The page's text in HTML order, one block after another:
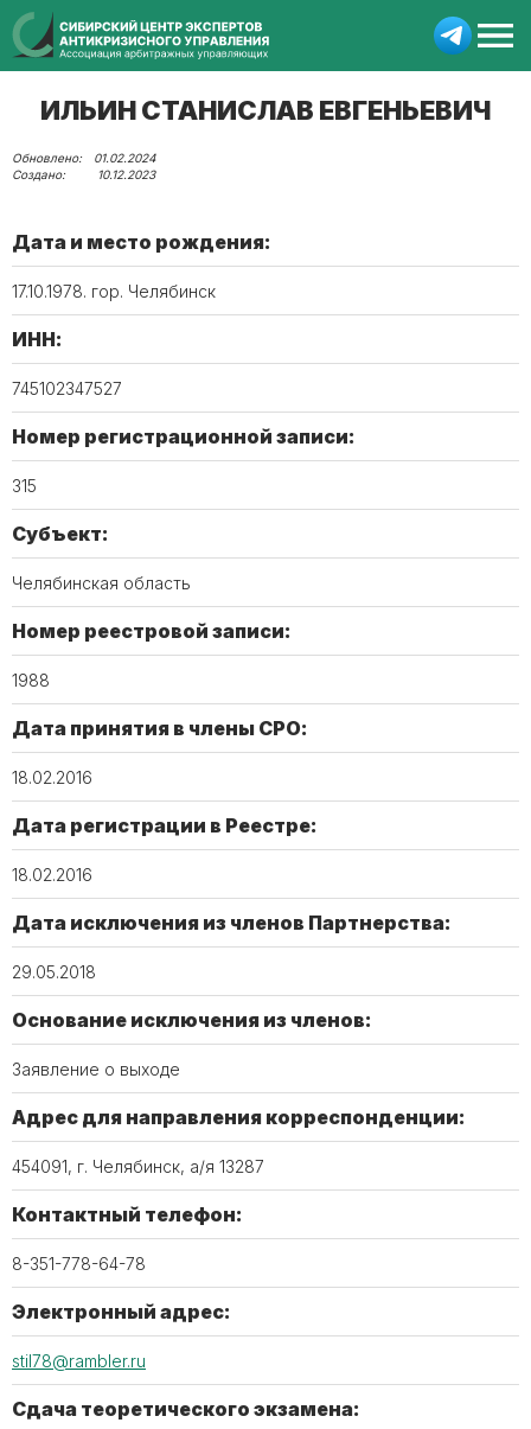
ИЛЬИН СТАНИСЛАВ ЕВГЕНЬЕВИЧ
01.02.2024
10.12.2023
Дата и место рождения:
17.10.1978. гор. Челябинск
ИНН:
745102347527
Номер регистрационной записи:
315
Субъект:
Челябинская область
Номер реестровой записи:
1988
Дата принятия в члены СРО:
18.02.2016
Дата регистрации в Реестре:
18.02.2016
Дата исключения из членов Партнерства:
29.05.2018
Основание исключения из членов:
Заявление о выходе
Адрес для направления корреспонденции:
454091, г. Челябинск, а/я 13287
Контактный телефон:
8-351-778-64-78
Электронный адрес:
stil78@rambler.ru
Сдача теоретического экзамена: